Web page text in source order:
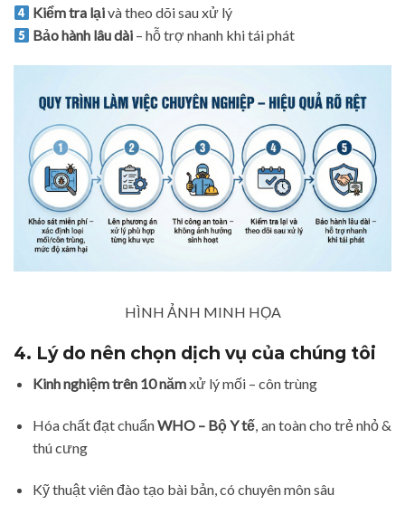
Kiểm tra lạivà theo dõi sau xử lý
Bảo hành lâu dài – hỗ trợ nhanh khi tái phát
HÌNH ẢNH MINH HỌA
4. Lý do nên chọn dịch vụ của chúng tôi
Kinh nghiệm trên 10 nămxử lý mối – côn trùng
Hóa chất đạt chuẩnWHO – Bộ Y tế, an toàn cho trẻ nhỏ &
thú cưng
Kỹ thuật viên đào tạo bài bản, có chuyên môn sâu